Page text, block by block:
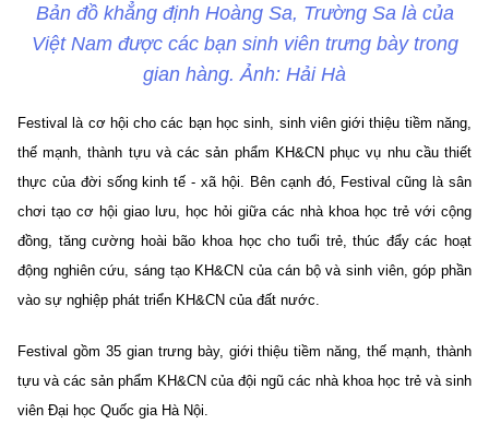
Bản đồ khẳng định Hoàng Sa, Trường Sa là của
Việt Nam được các bạn sinh viên trưng bày trong
gian hàng. Ảnh: Hải Hà
Festival là cơ hội cho các bạn học sinh, sinh viên giới thiệu tiềm năng,
thế mạnh, thành tựu và các sản phẩm KH&CN phục vụ nhu cầu thiết
thực của đời sống kinh tế - xã hội. Bên cạnh đó, Festival cũng là sân
chơi tạo cơ hội giao lưu, học hỏi giữa các nhà khoa học trẻ với cộng
đồng, tăng cường hoài bão khoa học cho tuổi trẻ, thúc đẩy các hoạt
động nghiên cứu, sáng tạo KH&CN của cán bộ và sinh viên, góp phần
vào sự nghiệp phát triển KH&CN của đất nước.
Festival gồm 35 gian trưng bày, giới thiệu tiềm năng, thế mạnh, thành
tựu và các sản phẩm KH&CN của đội ngũ các nhà khoa học trẻ và sinh
viên Đại học Quốc gia Hà Nội.